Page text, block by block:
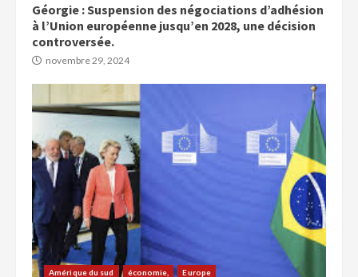
Géorgie : Suspension des négociations d’adhésion
à l’Union européenne jusqu’en 2028, une décision
controversée.
novembre 29, 2024
Amérique du sud économie, Europe